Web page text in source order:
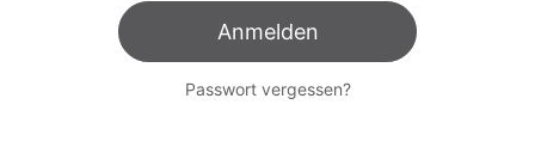
Anmelden
Passwort vergessen?